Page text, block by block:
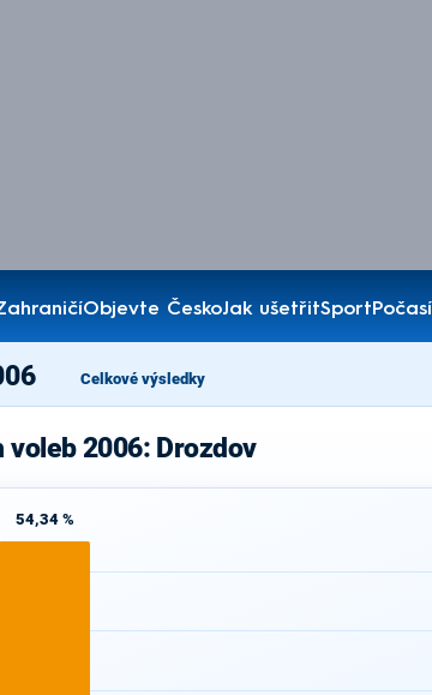
Objevte ČeskoJak ušetřitSportPočasí
Celkové výsledky
2006: Drozdov
54,34 %